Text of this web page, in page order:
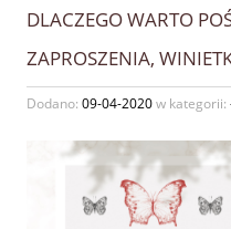
DLACZEGO WARTO
ZAPROSZENIA,
Dodano: 09-04-2020w kategorii: